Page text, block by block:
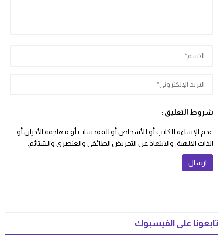
شروط التعليق :
عدم الإساءة للكاتب أو للأشخاص أو للمقدسات أو مهاجمة الأديان أو
الذات الالهية. والابتعاد عن التحريض الطائفي والعنصري والشتائم.
تابعونا على الفيسبوك